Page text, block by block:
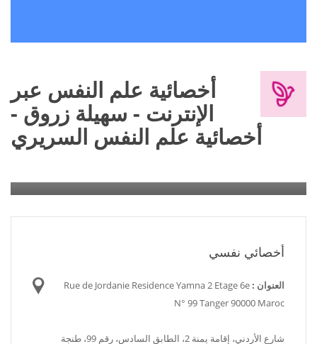
أخصائية علم النفس عبر
الإنترنت - سهيلة زروق -
أخصائية علم النفس السريري
أخصائي نفسي
العنوان : Rue de Jordanie Residence Yamna 2 Etage 6e
N° 99 Tanger 90000 Maroc
شارع الأردني، إقامة يمنة 2، الطابق السادس، رقم 99، طنجة